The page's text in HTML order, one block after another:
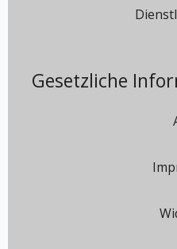
Gesetzliche